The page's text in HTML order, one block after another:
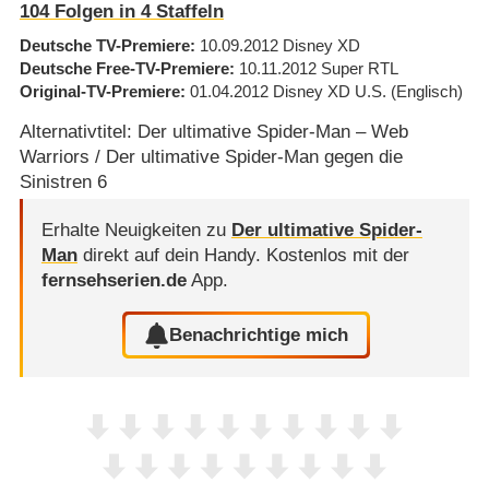
104Folgen in 4Staffeln
Deutsche TV-Premiere 10.09.2012 Disney XD
Deutsche Free-TV-Premiere 10.11.2012 Super RTL
Original-TV-Premiere 01.04.2012 Disney XD U.S. (Englisch)
Alternativtitel: Der ultimative Spider-Man – Web
Warriors / Der ultimative Spider-Man gegen die
Sinistren 6
Erhalte Neuigkeiten zu Der ultimative Spider-
Mandirekt auf dein Handy. Kostenlos mit der
fernsehserien.deApp.
Benachrichtige mich